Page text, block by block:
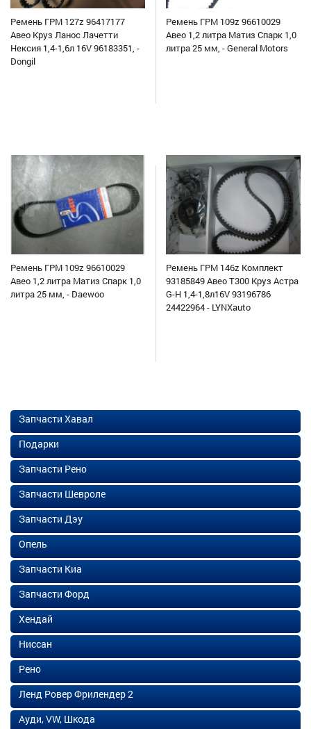
Ремень ГРМ 127z 96417177
Авео Круз Ланос Лачетти
Нексия 1,4-1,6л 16V 96183351, -
Dongil
Ремень ГРМ 109z 96610029
Авео 1,2 литра Матиз Спарк 1,0
литра 25 мм, - General Motors
Ремень ГРМ 109z 96610029
Авео 1,2 литра Матиз Спарк 1,0
литра 25 мм, - Daewoo
Ремень ГРМ 146z Комплект
93185849 Авео Т300 Круз Астра
G-H 1,4-1,8л16V 93196786
24422964 - LYNXauto
Запчасти Хавал
Подарки
Запчасти Рено
Запчасти Шевроле
Запчасти Дэу
Опель
Запчасти Киа
Запчасти Форд
Хендай
Ниссан
Рено
Ленд Ровер Фрилендер 2
Ауди, VW, Шкода